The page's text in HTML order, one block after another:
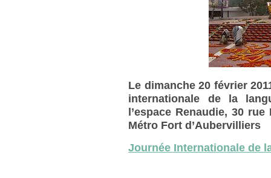
Le dimanche 20 février
internationale de la
l’espace Renaudie, 30
Métro Fort d’Aubervilliers
Journée Internationale de